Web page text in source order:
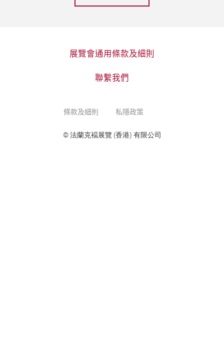
展覽會通用條款及細則
聯繫我們
條款及細則 私隱政策
© 法蘭克褔展覽 (香港) 有限公司